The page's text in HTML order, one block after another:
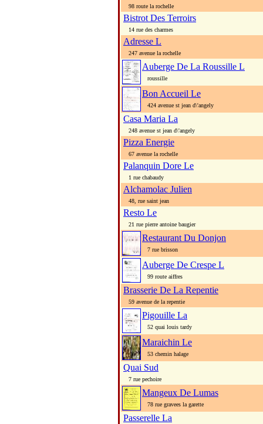
98 route la rochelle
Bistrot Des Terroirs
14 rue des charmes
Adresse L
247 avenue la rochelle
Auberge De La Roussille L
roussille
Bon Accueil Le
424 avenue st jean d\'angely
Casa Maria La
248 avenue st jean d\'angely
Pizza Energie
67 avenue la rochelle
Palanquin Dore Le
1 rue chabaudy
Alchamolac Julien
48, rue saint jean
Resto Le
21 rue pierre antoine baugier
Restaurant Du Donjon
7 rue brisson
Auberge De Crespe L
99 route aiffres
Brasserie De La Repentie
59 avenue de la repentie
Pigouille La
52 quai louis tardy
Maraichin Le
53 chemin halage
Quai Sud
7 rue pechoire
Mangeux De Lumas
78 rue gravees la garette
Passerelle La